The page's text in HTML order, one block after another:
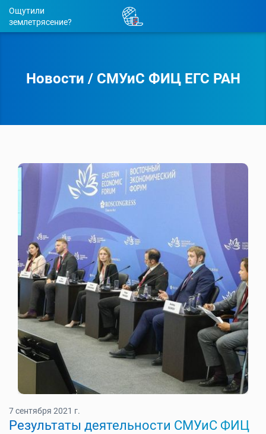
Ощутили
землетрясение?
Новости / СМУиС ФИЦ ЕГС РАН
7 сентября 2021 г.
Результаты деятельности СМУиС ФИЦ